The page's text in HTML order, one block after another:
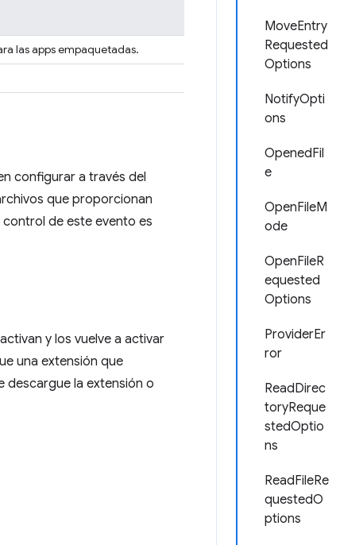
MoveEntry
Requested
Options
NotifyOpti
ons
OpenedFil
e
OpenFileM
ode
OpenFileR
equested
Options
ProviderEr
ror
ReadDirec
toryReque
stedOptio
ns
ReadFileRe
questedO
ptions
las apps empaquetadas.
configurar a través del
que proporcionan
de este evento es
y los vuelve a activar
una extensión que
descargue la extensión o